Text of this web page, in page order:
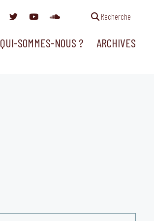
Recherche
QUI-SOMMES-NOUS ? ARCHIVES